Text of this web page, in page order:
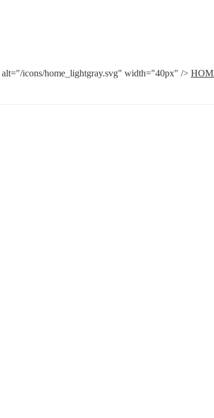
icons/home_lightgray.svg" width="40px" />